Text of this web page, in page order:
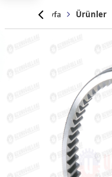
Anasayfa Ürünler